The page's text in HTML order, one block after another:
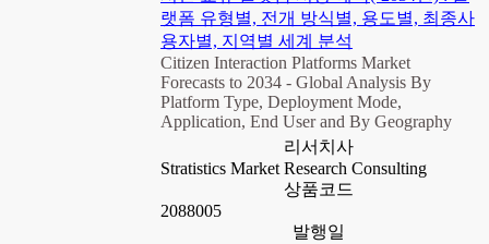
랫폼 유형별, 전개 방식별, 용도별, 최종사
용자별, 지역별 세계 분석
Citizen Interaction Platforms Market
Forecasts to 2034 - Global Analysis By
Platform Type, Deployment Mode,
Application, End User and By Geography
리서치사
Stratistics Market Research Consulting
상품코드
2088005
발행일